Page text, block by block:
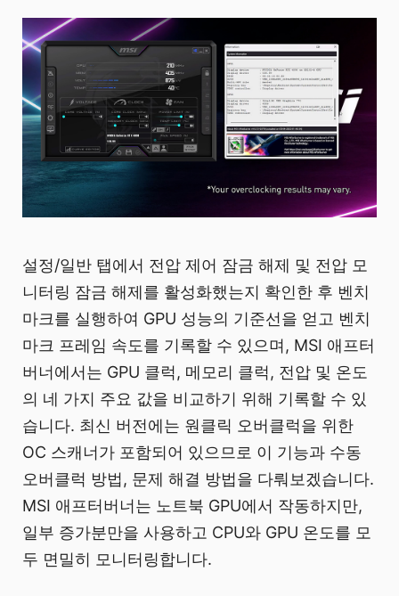
설정/일반 탭에서 전압 제어 잠금 해제 및 전압 모
니터링 잠금 해제를 활성화했는지 확인한 후 벤치
마크를 실행하여 GPU 성능의 기준선을 얻고 벤치
마크 프레임 속도를 기록할 수 있으며, MSI 애프터
버너에서는 GPU 클럭, 메모리 클럭, 전압 및 온도
의 네 가지 주요 값을 비교하기 위해 기록할 수 있
습니다. 최신 버전에는 원클릭 오버클럭을 위한
OC 스캐너가 포함되어 있으므로 이 기능과 수동
오버클럭 방법, 문제 해결 방법을 다뤄보겠습니다.
MSI 애프터버너는 노트북 GPU에서 작동하지만,
일부 증가분만을 사용하고 CPU와 GPU 온도를 모
두 면밀히 모니터링합니다.